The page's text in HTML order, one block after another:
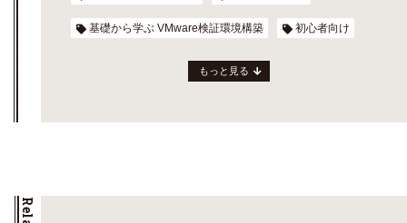
基礎から学ぶ VMware検証環境構築 初心者向け
もっと見る